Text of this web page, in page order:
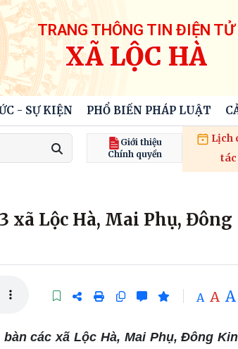
TRANG THÔNG TIN ĐIỆN TỬ
XÃ LỘC HÀ
- SỰ KIỆN PHỔ BIẾN PHÁP LUẬT
Giới thiệu
Chính quyền
Lịch
tác
xã Lộc Hà, Mai Phụ, Đông
A A A
các xã Lộc Hà, Mai Phụ, Đông